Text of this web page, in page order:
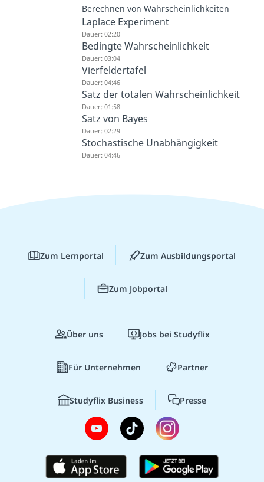
Berechnen von Wahrscheinlichkeiten
Laplace Experiment
Dauer: 02:20
Bedingte Wahrscheinlichkeit
Dauer: 03:04
Vierfeldertafel
Dauer: 04:46
Satz der totalen Wahrscheinlichkeit
Dauer: 01:58
Satz von Bayes
Dauer: 02:29
Stochastische Unabhängigkeit
Dauer: 04:46
Zum Lernportal Zum Ausbildungsportal
Zum Jobportal
Über uns Jobs bei Studyflix
Für Unternehmen Partner
Studyflix Business Presse